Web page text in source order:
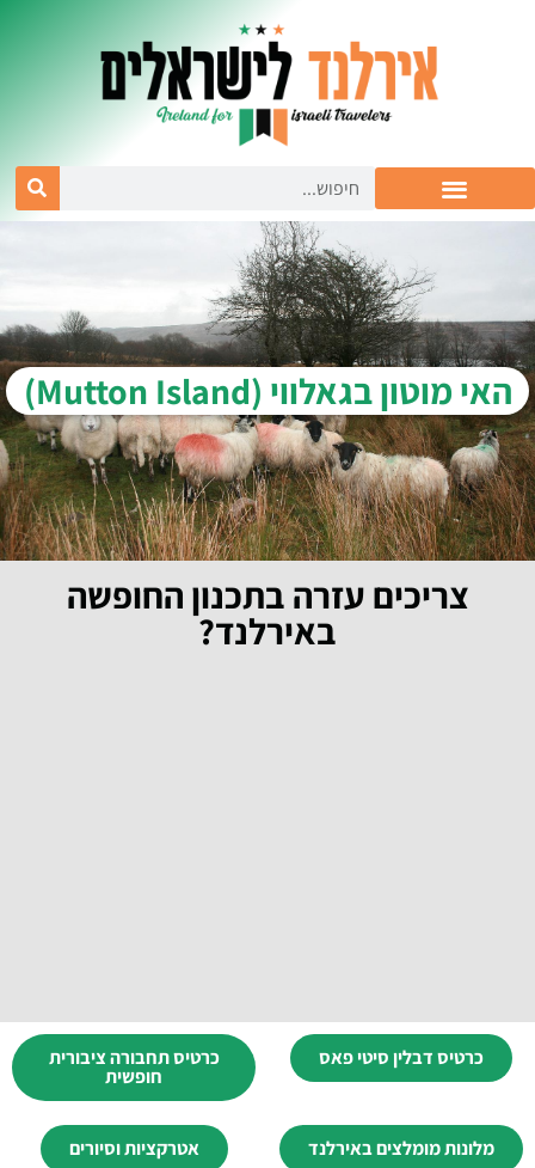
האי מוטון בגאלווי (Mutton Island)
צריכים עזרה בתכנון החופשה
באירלנד?
כרטיס דבלין סיטי פאס כרטיס תחבורה ציבורית
חופשית
מלונות מומלצים באירלנד אטרקציות וסיורים